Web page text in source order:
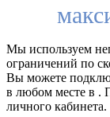
Мы используем
ограничений по
Вы можете
в любом месте в .
личного кабинета.